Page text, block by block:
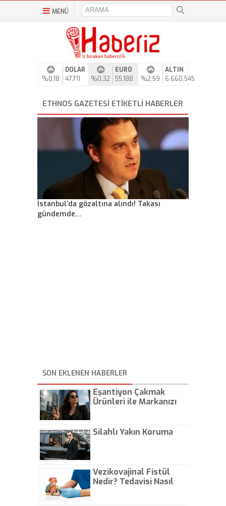
MENÜ
%0,18
DOLAR
47,711
%0,32
EURO
55,188
%2,59
ALTIN
6.660,545
ETHNOS GAZETESI ETIKETLI HABERLER
İstanbul’da gözaltına alındı! Takası
gündemde…
SON EKLENEN HABERLER
Eşantiyon Çakmak
Ürünleri ile Markanızı
Silahlı Yakın Koruma
Vezikovajinal Fistül
Nedir? Tedavisi Nasıl